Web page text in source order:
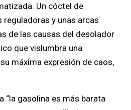
Un cóctel de
y unas arcas
de las causas del desolador
que vislumbra una
máxima expresión de caos,